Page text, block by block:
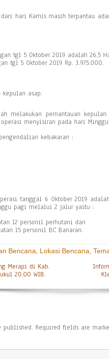
hari Kamis masih terpantau
tgl 5 Oktober 2019 adalah 26,5
tgl 5 Oktober 2019 Rp. 3.975.000.
kepulan asap.
melakukan pemantauan
menyisiran pada hari Minggu
kebakaran :
tanggal 6 Oktober 2019
pagi melalui 2 jalur yaitu :
12 personil perhutani dan
15 personil BC Banaran.
Bencana Lokasi Bencana
Merapi di Kab.
20.00 WIB.
published. Required fields are